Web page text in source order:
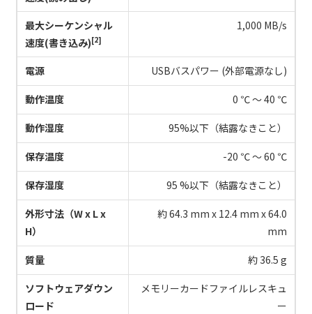
最大シーケンシャル
速度(書き込み)[2]
1,000 MB/s
電源 USBバスパワー (外部電源なし)
動作温度 0 ℃ ～ 40 ℃
動作湿度 95%以下（結露なきこと）
保存温度 -20 ℃ ～ 60 ℃
保存湿度 95 %以下（結露なきこと）
外形寸法（W x L x
H）
約 64.3 mm x 12.4 mm x 64.0
mm
質量 約 36.5 g
ソフトウェアダウン
ロード
メモリーカードファイルレスキュ
ー